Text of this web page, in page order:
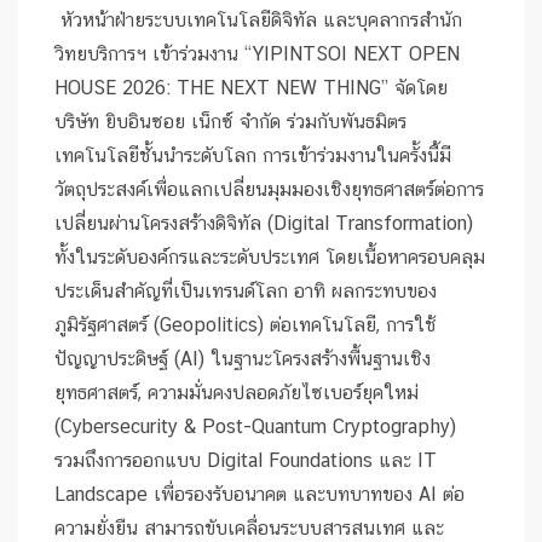
หัวหน้าฝ่ายระบบเทคโนโลยีดิจิทัล และบุคลากรสำนัก
วิทยบริการฯ เข้าร่วมงาน “YIPINTSOI NEXT OPEN
HOUSE 2026: THE NEXT NEW THING” จัดโดย
บริษัท ยิบอินซอย เน็กซ์ จำกัด ร่วมกับพันธมิตร
เทคโนโลยีชั้นนำระดับโลก การเข้าร่วมงานในครั้งนี้มี
วัตถุประสงค์เพื่อแลกเปลี่ยนมุมมองเชิงยุทธศาสตร์ต่อการ
เปลี่ยนผ่านโครงสร้างดิจิทัล (Digital Transformation)
ทั้งในระดับองค์กรและระดับประเทศ โดยเนื้อหาครอบคลุม
ประเด็นสำคัญที่เป็นเทรนด์โลก อาทิ ผลกระทบของ
ภูมิรัฐศาสตร์ (Geopolitics) ต่อเทคโนโลยี, การใช้
ปัญญาประดิษฐ์ (AI) ในฐานะโครงสร้างพื้นฐานเชิง
ยุทธศาสตร์, ความมั่นคงปลอดภัยไซเบอร์ยุคใหม่
(Cybersecurity & Post-Quantum Cryptography)
รวมถึงการออกแบบ Digital Foundations และ IT
Landscape เพื่อรองรับอนาคต และบทบาทของ AI ต่อ
ความยั่งยืน สามารถขับเคลื่อนระบบสารสนเทศ และ